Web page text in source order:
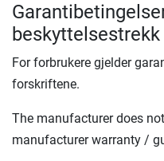
beskyttelsestrekk
For forbrukere gjelder
forskriftene.
The manufacturer does
manufacturer warranty /